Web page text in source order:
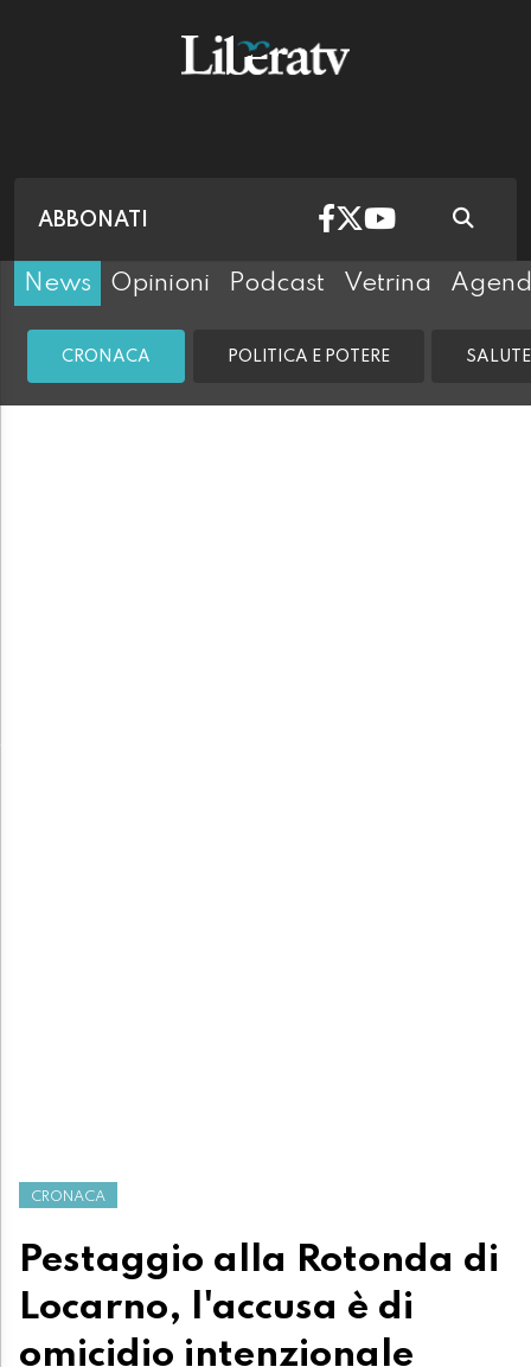
ABBONATI
News Opinioni Podcast Vetrina
CRONACA POLITICA E POTERE
CRONACA
Pestaggio alla Rotonda di
Locarno, l'accusa è di
omicidio intenzionale